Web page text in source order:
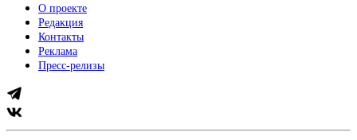
О проекте
Редакция
Контакты
Реклама
Пресс-релизы